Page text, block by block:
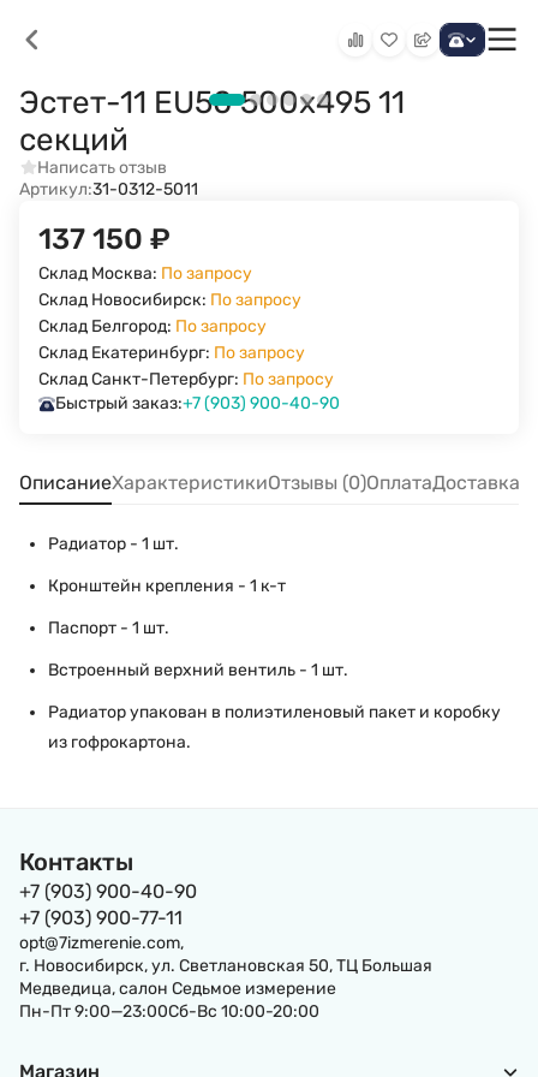
Эстет-11 EU50 500х495 11
секций
Написать отзыв
Артикул:31-0312-5011
137 150 ₽
Склад Москва: По запросу
Склад Новосибирск: По запросу
Склад Белгород: По запросу
Склад Екатеринбург: По запросу
Склад Санкт-Петербург: По запросу
Быстрый заказ:+7 (903) 900-40-90
ОписаниеХарактеристикиОтзывы (0)ОплатаДоставка
Радиатор - 1 шт.
Кронштейн крепления - 1 к-т
Паспорт - 1 шт.
Встроенный верхний вентиль - 1 шт.
Радиатор упакован в полиэтиленовый пакет и коробку
из гофрокартона.
Контакты
+7 (903) 900-40-90
+7 (903) 900-77-11
opt@7izmerenie.com,
г. Новосибирск, ул. Светлановская 50, ТЦ Большая
Медведица, салон Седьмое измерение
Пн-Пт 9:00—23:00Сб-Вс 10:00-20:00
Магазин